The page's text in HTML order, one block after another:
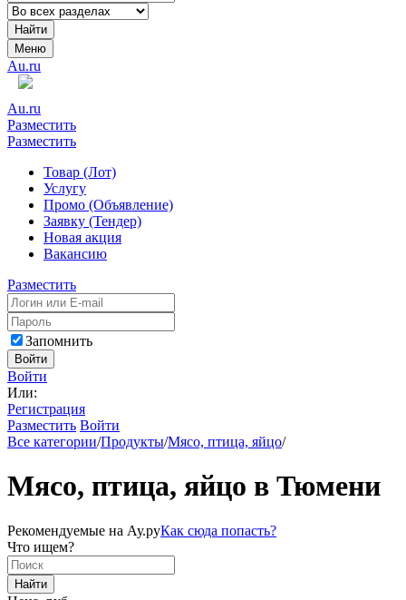
Найти
Меню
Au.ru
Au.ru
Разместить
Разместить
Товар (Лот)
Услугу
Промо (Объявление)
Заявку (Тендер)
Новая акция
Вакансию
Разместить
Запомнить
Войти
Войти
Или:
Регистрация
Разместить Войти
Все категории/Продукты/Мясо, птица, яйцо/
Мясо, птица, яйцо в Тюмени
Рекомендуемые на Ау.руКак сюда попасть?
Что ищем?
Найти